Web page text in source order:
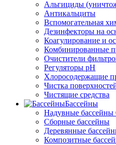
Альгициды
Антикальциты
Вспомогательная
Дезинфекторы на
Коагулирование и
Комбинированные
Очистители
Регуляторы pH
Хлоросодержащие
Чистка
Чистящие средства
Бассейны
Надувные
Сборные бассейны
Деревянные
Композитные